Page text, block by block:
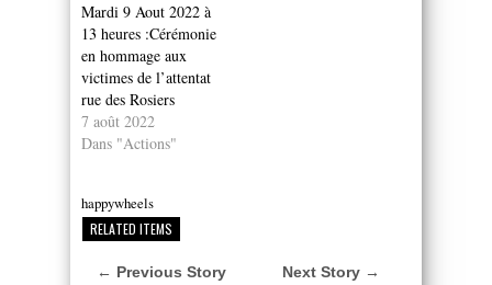
Mardi 9 Aout 2022 à
13 heures :Cérémonie
en hommage aux
victimes de l’attentat
rue des Rosiers
7 août 2022
Dans "Actions"
happywheels
RELATED ITEMS
← Previous Story Next Story →